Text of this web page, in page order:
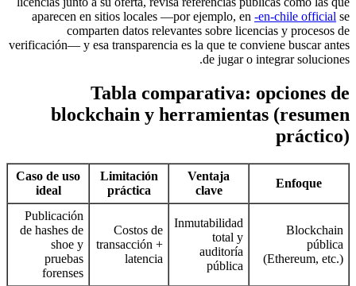
aparecen en sitios locales —por ejemplo, en -en-chile official se
comparten datos relevantes sobre licencias y procesos de
verificación— y esa transparencia es la que te conviene buscar antes
de jugar o integrar soluciones.
Tabla comparativa: opciones de
blockchain y herramientas (resumen
práctico)
Enfoque
Ventaja
clave
Limitación
práctica
Caso de uso
ideal
Blockchain
pública
(Ethereum, etc.)
Inmutabilidad
total y
auditoría
pública
Costos de
transacción +
latencia
Publicación
de hashes de
shoe y
pruebas
forenses